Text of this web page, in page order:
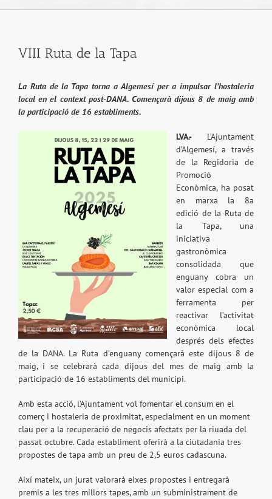
VIII Ruta de la Tapa
La Ruta de la Tapa torna a Algemesí per a impulsar l’hostaleria
local en el context post-DANA. Començarà dijous 8 de maig amb
la participació de 16 establiments.
LVA.-
L’Ajuntament
d’Algemesí, a través
de la Regidoria de
Promoció
Econòmica, ha posat
en marxa la 8a
edició de la Ruta de
la Tapa, una
iniciativa
gastronòmica
consolidada que
enguany cobra un
valor especial com a
ferramenta per
reactivar l’activitat
econòmica local
després dels efectes
de la DANA. La Ruta d’enguany començarà este dijous 8 de
maig, i se celebrarà cada dijous del mes de maig amb la
participació de 16 establiments del municipi.
Amb esta acció, l’Ajuntament vol fomentar el consum en el
comerç i hostaleria de proximitat, especialment en un moment
clau per a la recuperació de negocis afectats per la riuada del
passat octubre. Cada establiment oferirà a la ciutadania tres
propostes de tapa amb un preu de 2,5 euros cadascuna.
Així mateix, un jurat valorarà eixes propostes i entregarà
premis a les tres millors tapes, amb un subministrament de